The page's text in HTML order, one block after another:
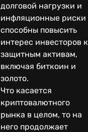
долговой нагрузки и
инфляционные риски
способны повысить
интерес инвесторов к
защитным активам,
включая биткоин и
золото.
Что касается
криптовалютного
рынка в целом, то на
него продолжает